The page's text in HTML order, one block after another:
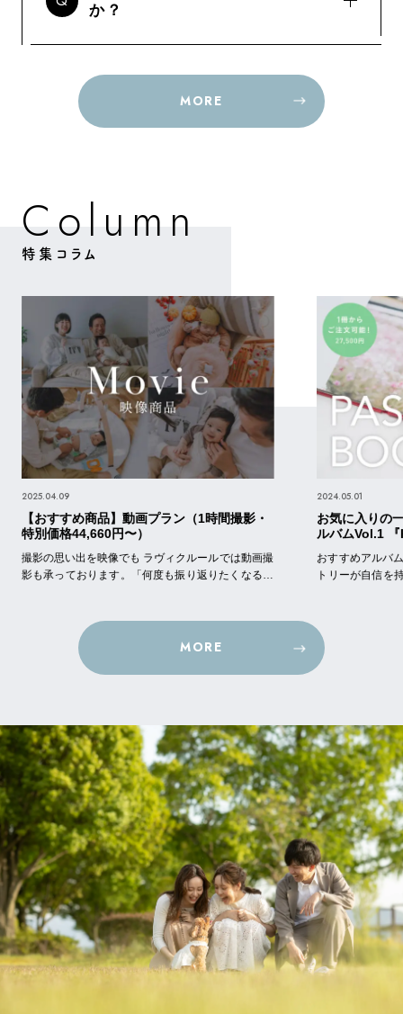
か？
MORE
Col u m n
特集コラム
2025.04.09
【おすすめ商品】動画プラン（1時間撮影・
特別価格44,660円〜）
撮影の思い出を映像でも ラヴィクルールでは動画撮
影も承っております。「何度も振り返りたくなる映
2024.05.01
お気に入りの
ルバムVol.1
おすすめアルバム（パ
トリーが自信を
MORE